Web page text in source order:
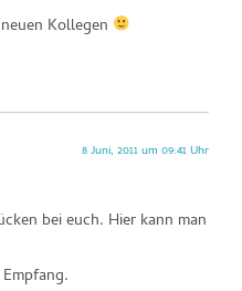
Kollegen
8 Juni, 2011 um 09:41 Uhr
bei euch. Hier kann man